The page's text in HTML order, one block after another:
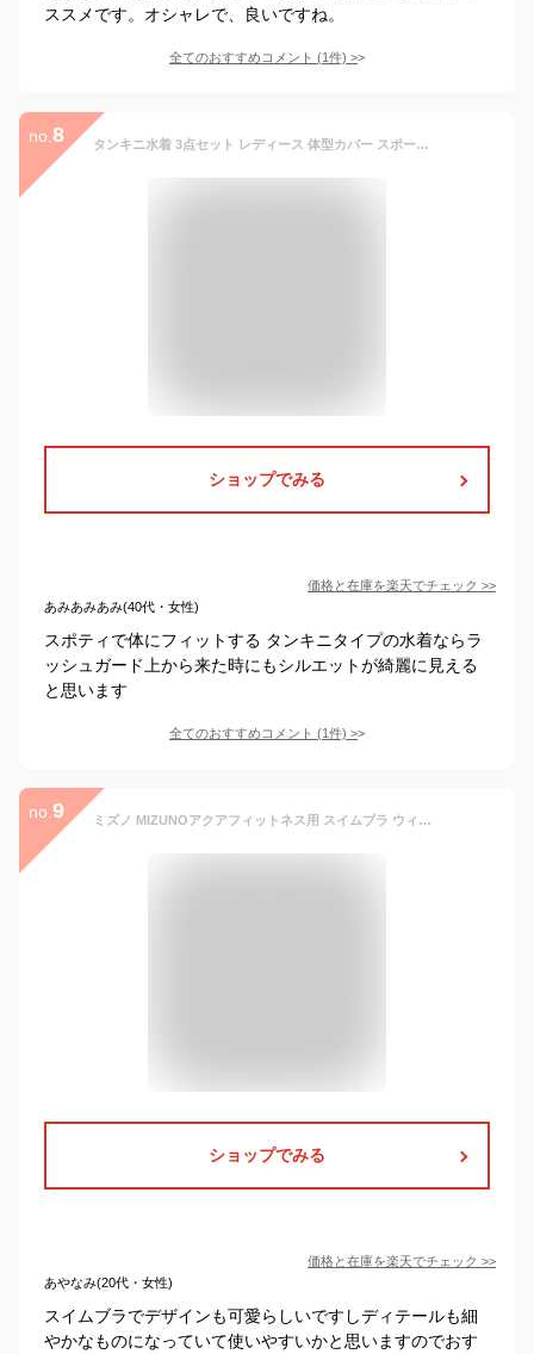
ススメです。オシャレで、良いですね。
全てのおすすめコメント (1件) >
no. 8 タンキニ水着 3点セット レディース 体型カバー スポーツ ビキニ セパレート みずぎ ラッシュガード 半袖 メッシュ 速乾素材 ショートパンツ UVカット 大人 ジュニア 女の子 韓国 露出控えめ 安全パンツ パット付き 10代 20代 30代 海辺 旅行 リゾートビーチ 温泉 プール
ショップでみる
価格と在庫を楽天でチェック >>
あみあみあみ(40代・女性)
スポティで体にフィットする タンキニタイプの水着ならラ
ッシュガード上から来た時にもシルエットが綺麗に見える
と思います
全てのおすすめコメント (1件) >
no. 9 ミズノ MIZUNOアクアフィットネス用 スイムブラ ウィメンズスイム フィットネス水着(N2JAB331)
ショップでみる
価格と在庫を楽天でチェック >>
あやなみ(20代・女性)
スイムブラでデザインも可愛らしいですしディテールも細
やかなものになっていて使いやすいかと思いますのでおす